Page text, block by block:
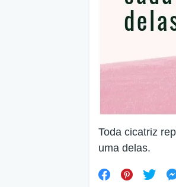
Toda cicatriz
uma delas.